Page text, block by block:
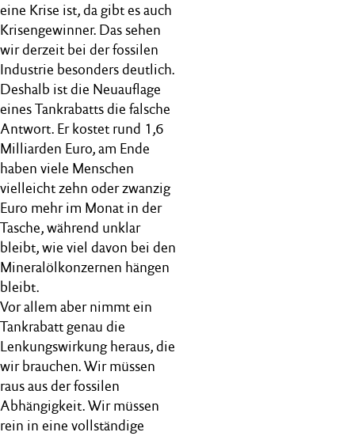
eine Krise ist, da gibt es auch
Krisengewinner. Das sehen
wir derzeit bei der fossilen
Industrie besonders deutlich.
Deshalb ist die Neuauflage
eines Tankrabatts die falsche
Antwort. Er kostet rund 1,6
Milliarden Euro, am Ende
haben viele Menschen
vielleicht zehn oder zwanzig
Euro mehr im Monat in der
Tasche, während unklar
bleibt, wie viel davon bei den
Mineralölkonzernen hängen
bleibt.
Vor allem aber nimmt ein
Tankrabatt genau die
Lenkungswirkung heraus, die
wir brauchen. Wir müssen
raus aus der fossilen
Abhängigkeit. Wir müssen
rein in eine vollständige